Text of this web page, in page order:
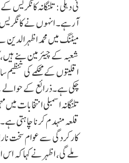
ئی دہلی: تلنگانہ
آرہے۔ انہوں نے کانگریس
میٹنگ میں محمد
شعبہ کے چیئرمین بنے ہیں،
اقلیتوں کے محکمے کی
چکی ہے۔ذرائع کے حوالے
تلنگانہ اسمبلی انتخابات
قلعہ منہدم کرنا چاہتی
کارکردگی سے عوام سخت
ملے گی، اظہر نے کہا کہ اس